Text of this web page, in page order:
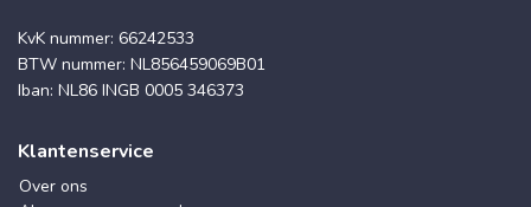
KvK nummer: 66242533
BTW nummer: NL856459069B01
Iban: NL86 INGB 0005 346373
Klantenservice
Over ons